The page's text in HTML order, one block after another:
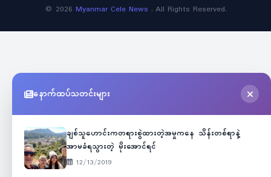
© 2026 Myanmar Cele News . All Rights Reserved.
နောက်ထပ်သတင်းများ
ချစ်သူဟောင်းကတရားစွဲထားတဲ့အမှုကနေ သိန်းတစ်ရာနဲ့
အာမခံရသွားတဲ့ မိုးအောင်ရင်
12/13/2019